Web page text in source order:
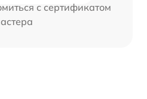
с сертификатом